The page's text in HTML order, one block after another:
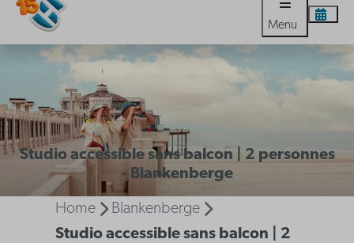
Menu
Studio accessible sans balcon | 2 personnes
- Blankenberge
Home
Blankenberge
Studio accessible sans balcon | 2